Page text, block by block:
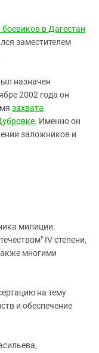
в Дагестан
заместителем
назначен
2002 года он
захвата
. Именно он
заложников и
милиции.
IV степени,
многими
на тему
и обеспечение